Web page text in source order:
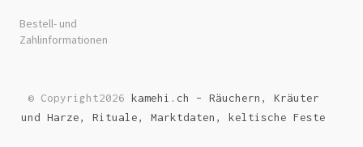
Bestell- und
Zahlinformationen
© Copyright2026 kamehi.ch – Räuchern, Kräuter
und Harze, Rituale, Marktdaten, keltische Feste